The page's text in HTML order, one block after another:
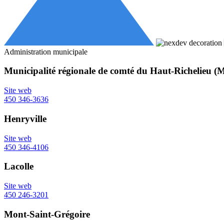
Administration municipale
Municipalité régionale de comté du Haut-Richelieu
Site web
450 346-3636
Henryville
Site web
450 346-4106
Lacolle
Site web
450 246-3201
Mont-Saint-Grégoire